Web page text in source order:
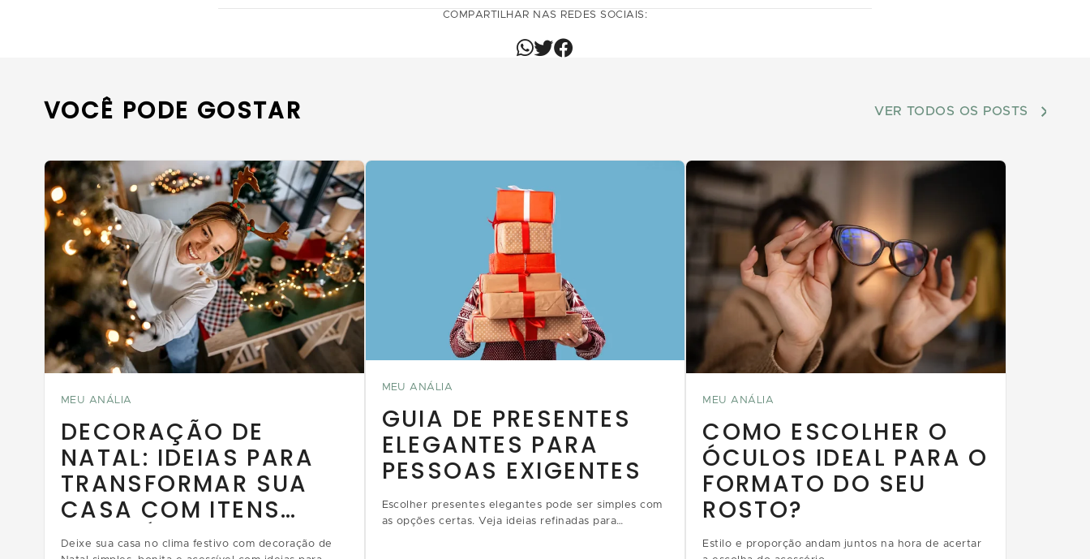
COMPARTILHAR NAS REDES SOCIAIS:
VOCÊ PODE GOSTAR VER TODOS OS POSTS
MEU ANÁLIA
DECORAÇÃO DE
NATAL: IDEIAS PARA
TRANSFORMAR SUA
CASA COM ITENS
ACESSÍVEIS
Deixe sua casa no clima festivo com decoração de
MEU ANÁLIA
GUIA DE PRESENTES
ELEGANTES PARA
PESSOAS EXIGENTES
Escolher presentes elegantes pode ser simples com
as opções certas. Veja ideias refinadas para
MEU ANÁLIA
COMO ESCOLHER O
ÓCULOS IDEAL PARA O
FORMATO DO SEU
ROSTO?
Estilo e proporção andam juntos na hora de acertar